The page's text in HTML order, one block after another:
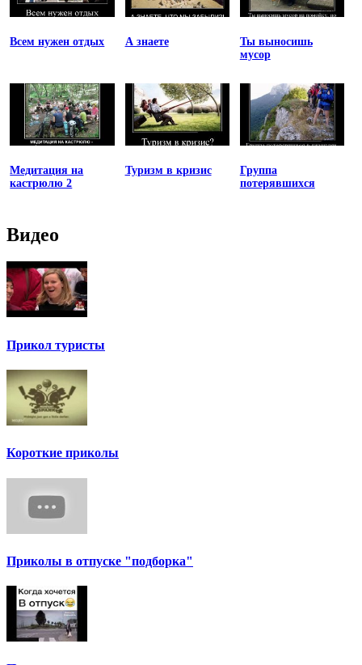
Всем нужен отдых А знаете
Ты выносишь
мусор
Медитация на
кастрюлю 2
Туризм в кризис
Группа
потерявшихся
Видео
Прикол туристы
Короткие приколы
Приколы в отпуске "подборка"